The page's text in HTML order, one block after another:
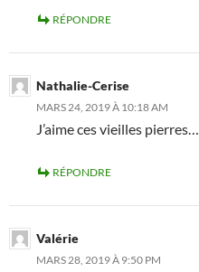
RÉPONDRE
Nathalie-Cerise
MARS 24, 2019 À 10:18 AM
J’aime ces vieilles pierres…
RÉPONDRE
Valérie
MARS 28, 2019 À 9:50 PM